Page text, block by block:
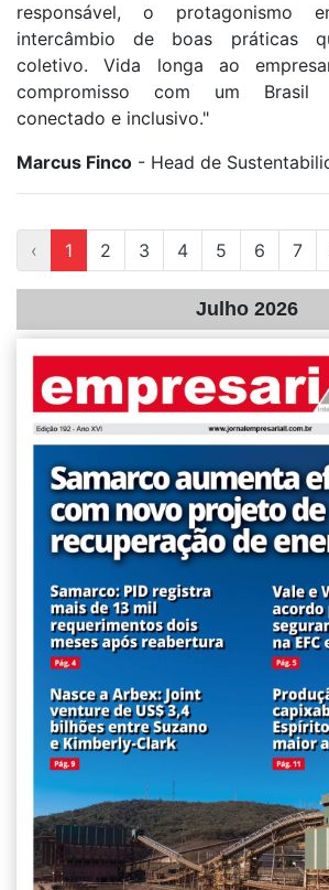
responsável, o protagonismo
intercâmbio de boas práticas
coletivo. Vida longa ao
compromisso com um Brasil
conectado e inclusivo."
Marcus Finco - Head de
‹ 1 2 3 4 5 6 7
Julho 2026